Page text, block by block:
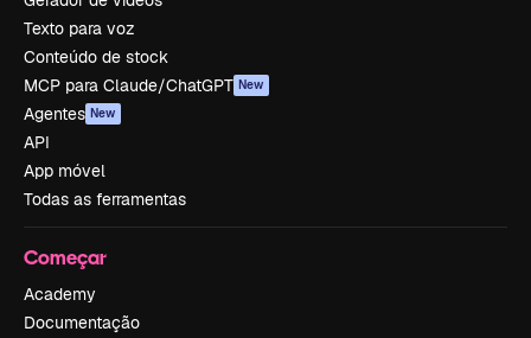
Texto para voz
Conteúdo de stock
MCP para Claude/ChatGPT New
Agentes New
API
App móvel
Todas as ferramentas
Começar
Academy
Documentação